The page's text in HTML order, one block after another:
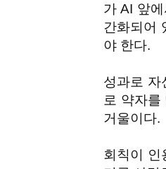
가 AI 앞
간화되어
야 한다.
성과로 자
로 약자
거울이다.
회칙이 인